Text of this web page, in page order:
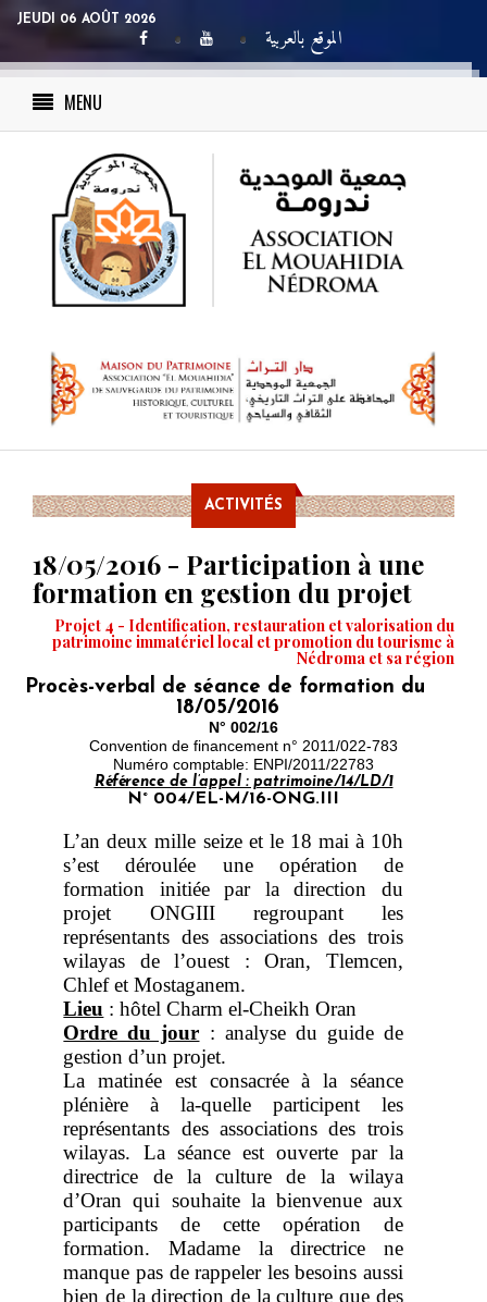
JEUDI 06 AOÛT 2026
الموقع بالعربية
MENU
ACTIVITÉS
18/05/2016 - Participation à une
formation en gestion du projet
Projet 4 - Identification, restauration et valorisation du
patrimoine immatériel local et promotion du tourisme à
Nédroma et sa région
Procès-verbal de séance de formation du
18/05/2016
N° 002/16
Convention de financement n° 2011/022-783
Numéro comptable: ENPI/2011/22783
Référence de l’appel : patrimoine/14/LD/1
N° 004/EL-M/16-ONG.III
L’an deux mille seize et le 18 mai à 10h
s’est déroulée une opération de
formation initiée par la direction du
projet ONGIII regroupant les
représentants des associations des trois
wilayas de l’ouest : Oran, Tlemcen,
Chlef et Mostaganem.
Lieu : hôtel Charm el-Cheikh Oran
Ordre du jour : analyse du guide de
gestion d’un projet.
La matinée est consacrée à la séance
plénière à la-quelle participent les
représentants des associations des trois
wilayas. La séance est ouverte par la
directrice de la culture de la wilaya
d’Oran qui souhaite la bienvenue aux
participants de cette opération de
formation. Madame la directrice ne
manque pas de rappeler les besoins aussi
bien de la direction de la culture que des